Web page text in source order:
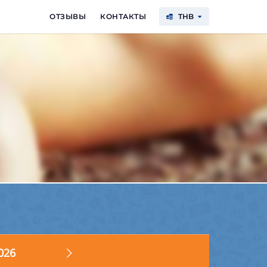
ОТЗЫВЫ КОНТАКТЫ
THB